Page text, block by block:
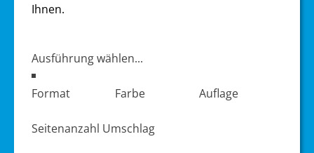
Ihnen.
Produktdaten
Format Farbe Auflage
Seitenanzahl Umschlag